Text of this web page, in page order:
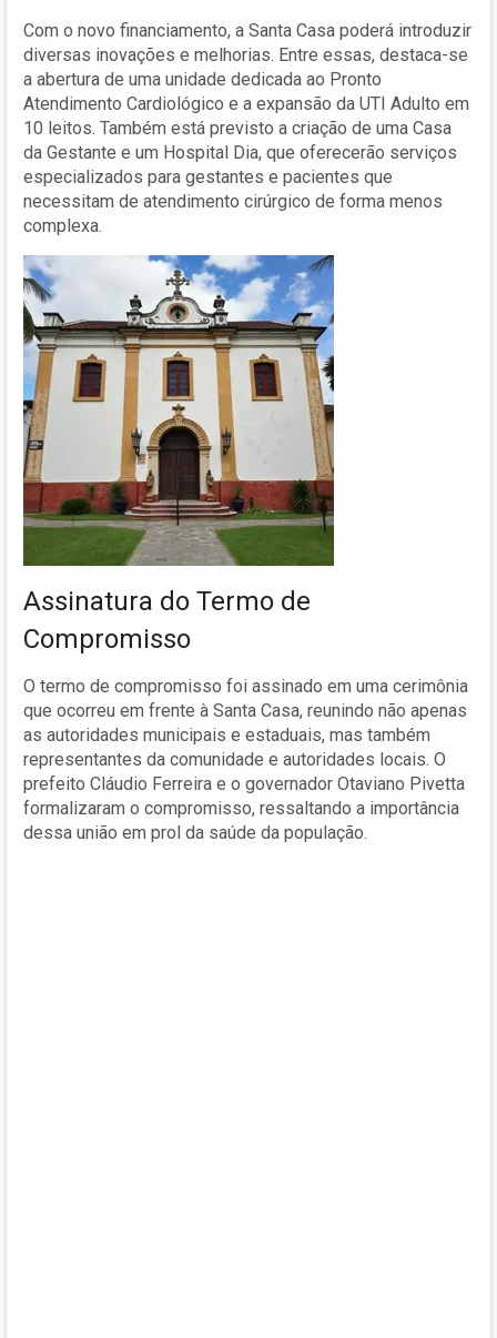
Com o novo financiamento, a Santa Casa poderá introduzir
diversas inovações e melhorias. Entre essas, destaca-se
a abertura de uma unidade dedicada ao Pronto
Atendimento Cardiológico e a expansão da UTI Adulto em
10 leitos. Também está previsto a criação de uma Casa
da Gestante e um Hospital Dia, que oferecerão serviços
especializados para gestantes e pacientes que
necessitam de atendimento cirúrgico de forma menos
complexa.
Assinatura do Termo de
Compromisso
O termo de compromisso foi assinado em uma cerimônia
que ocorreu em frente à Santa Casa, reunindo não apenas
as autoridades municipais e estaduais, mas também
representantes da comunidade e autoridades locais. O
prefeito Cláudio Ferreira e o governador Otaviano Pivetta
formalizaram o compromisso, ressaltando a importância
dessa união em prol da saúde da população.